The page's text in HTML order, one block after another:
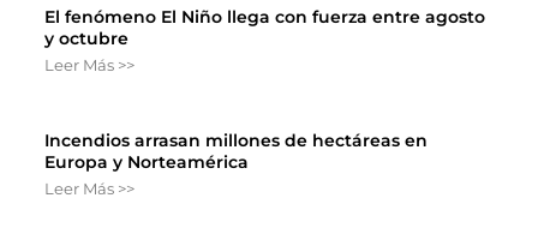
El fenómeno El Niño llega con fuerza entre agosto
y octubre
Leer Más >>
Incendios arrasan millones de hectáreas en
Europa y Norteamérica
Leer Más >>